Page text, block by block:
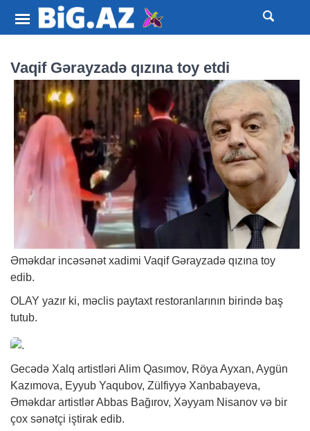
Vaqif Gərayzadə qızına toy etdi
Əməkdar incəsənət xadimi Vaqif Gərayzadə qızına toy
edib.
OLAY yazır ki, məclis paytaxt restoranlarının birində baş
tutub.
Gecədə Xalq artistləri Alim Qasımov, Röya Ayxan, Aygün
Kazımova, Eyyub Yaqubov, Zülfiyyə Xanbabayeva,
Əməkdar artistlər Abbas Bağırov, Xəyyam Nisanov və bir
çox sənətçi iştirak edib.